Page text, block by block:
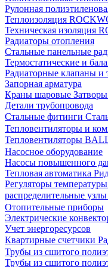
Рулонная
Теплоизоляция
Техническая изоляция
Радиаторы отопления
Стальные панельные
Термостатические и
Радиаторные клапаны и
Запорная арматура
Краны шаровые
Детали трубопровода
Стальные фитинги
Тепловентиляторы и
Тепловентиляторы
Насосное оборудование
Насосы повышенного
Тепловая автоматика
Регуляторы
распределительные узлы
Отопительные приборы
Электрические
Учет энергоресурсов
Квартирные счетчики
Трубы из сшитого
Трубы из сшитого